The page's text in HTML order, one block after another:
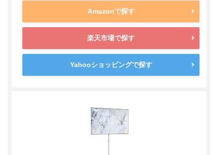
Amazonで探す
楽天市場で探す
Yahooショッピングで探す